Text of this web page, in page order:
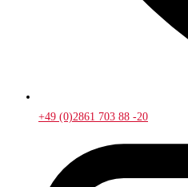
+49 (0)2861 703 88 -20